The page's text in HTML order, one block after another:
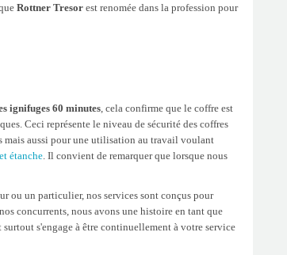
Rottner Tresor est renomée dans la profession pour
ignifuges 60 minutes , cela confirme que le coffre est
Ceci représente le niveau de sécurité des coffres
mais aussi pour une utilisation au travail voulant
étanche . Il convient de remarquer que lorsque nous
ou un particulier, nos services sont conçus pour
concurrents, nous avons une histoire en tant que
s'engage à être continuellement à votre service